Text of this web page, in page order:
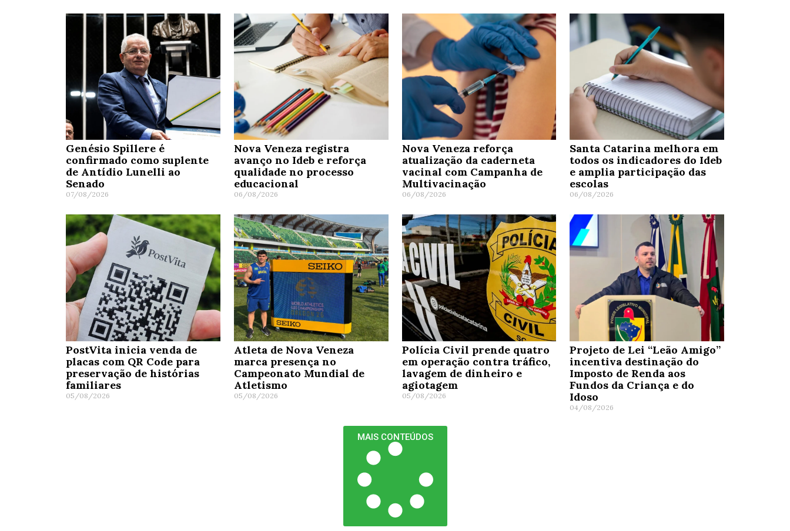
Genésio Spillere é
confirmado como suplente
de Antídio Lunelli ao
Senado
07/08/2026
Nova Veneza registra
avanço no Ideb e reforça
qualidade no processo
educacional
06/08/2026
Nova Veneza reforça
atualização da caderneta
vacinal com Campanha de
Multivacinação
06/08/2026
Santa Catarina melhora em
todos os indicadores do Ideb
e amplia participação das
escolas
06/08/2026
PostVita inicia venda de
placas com QR Code para
preservação de histórias
familiares
05/08/2026
Atleta de Nova Veneza
marca presença no
Campeonato Mundial de
Atletismo
05/08/2026
Polícia Civil prende quatro
em operação contra tráfico,
lavagem de dinheiro e
agiotagem
05/08/2026
Projeto de Lei “Leão Amigo”
incentiva destinação do
Imposto de Renda aos
Fundos da Criança e do
Idoso
04/08/2026
MAIS CONTEÚDOS